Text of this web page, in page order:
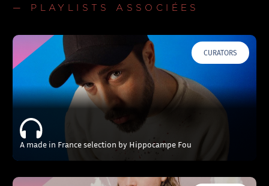
— PLAYLISTS ASSOCIÉES
CURATORS
A made in France selection by Hippocampe Fou